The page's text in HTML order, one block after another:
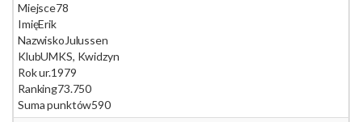
Miejsce78
ImięErik
Nazwisko Julussen
KlubUMKS, Kwidzyn
Rok ur.1979
Ranking73.750
Suma punktów590